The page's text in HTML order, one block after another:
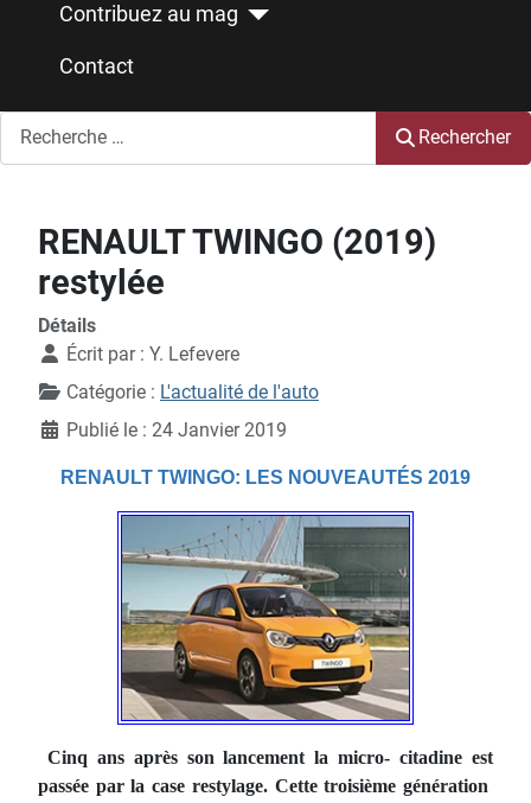
Contribuez au mag
Contact
Rechercher
RENAULT TWINGO (2019)
restylée
Détails
Écrit par : Y. Lefevere
Catégorie : L'actualité de l'auto
Publié le : 24 Janvier 2019
RENAULT TWINGO: LES NOUVEAUTÉS 2019
Cinq ans après son lancement la micro- citadine est
passée par la case restylage. Cette troisième génération